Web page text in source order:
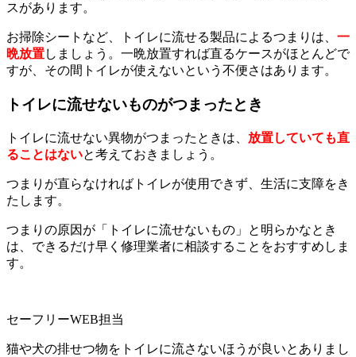
スがあります。
お掃除シートなど、トイレに流せる製品によるつまりは、 一
晩放置しましょう。一晩放置すれば直るケースがほとんどで
すが、その間トイレが使えないという不便さはあります。
トイレに流せないものがつまったとき
トイレに流せない異物がつまったときは、 放置していても直
ることはないと考えておきましょう。
つまりが直らなければトイレが使用できず、生活に支障をき
たします。
つまりの原因が「トイレに流せないもの」と明らかなとき
は、できるだけ早く修理業者に相談することをおすすめしま
す。
セーフリーWEB担当
猫や犬の排せつ物をトイレに流さないほうが良いとありまし